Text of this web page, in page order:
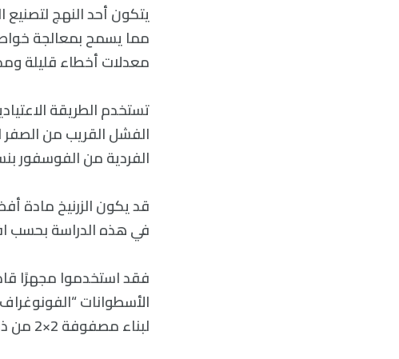
يتكون أحد النهج
مما يسمح بمعالجة
معدلات أخطاء قليلة
تستخدم الطريقة
الفشل القريب من
الفردية من الفوسفور بنسبة
قد يكون الزرنيخ
في هذه الدراسة بحسب
فقد استخدموا مجهرًا
الأسطوانات
لبناء مصفوفة 2×2 من ذرات الزرنيخ الفردية الجاهزة لتصبح بتات كمّية.